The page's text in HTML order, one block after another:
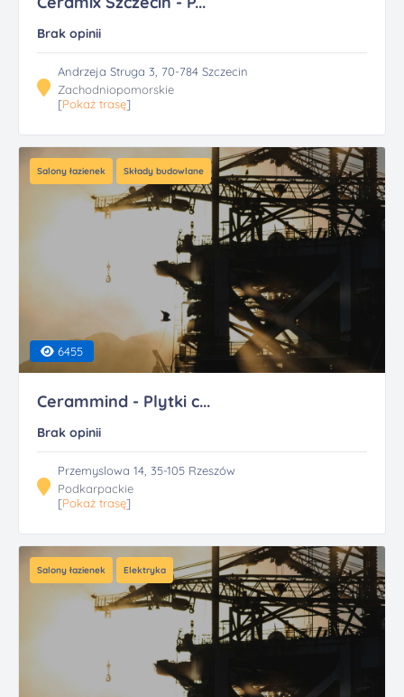
Brak opinii
Andrzeja Struga 3, 70-784 Szczecin
Zachodniopomorskie
[Pokaż trasę]
Salony łazienek Składy budowlane
6455
Cerammind - Plytki c...
Brak opinii
Przemyslowa 14, 35-105 Rzeszów
Podkarpackie
[Pokaż trasę]
Salony łazienek Elektryka